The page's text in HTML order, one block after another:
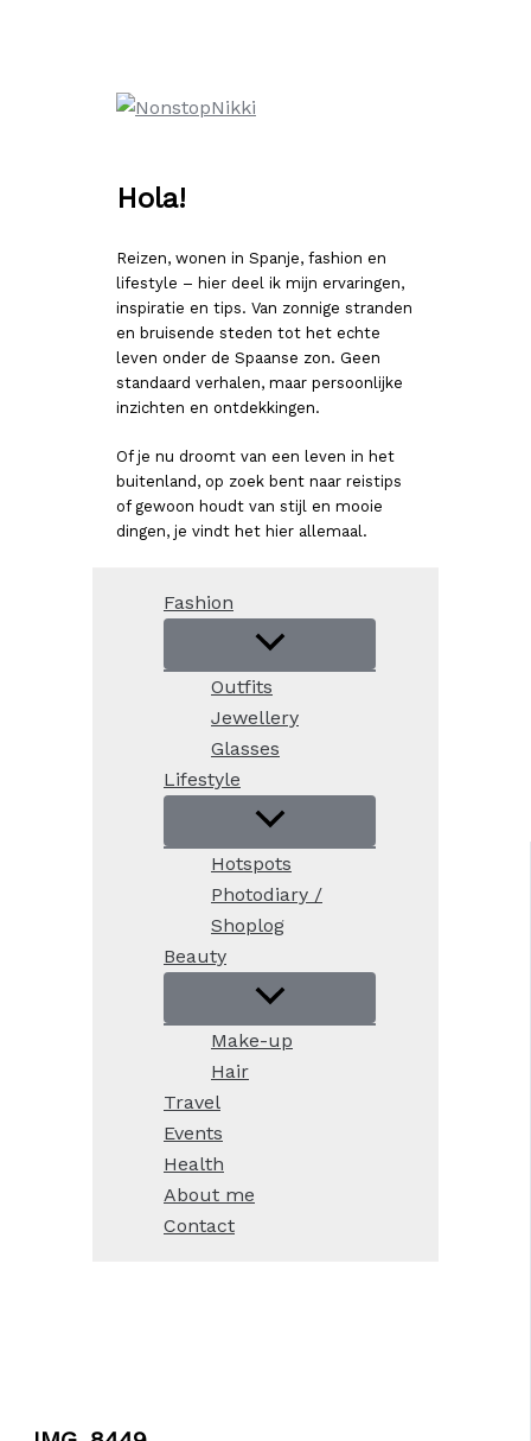
Hola!
Reizen, wonen in Spanje, fashion en
lifestyle – hier deel ik mijn ervaringen,
inspiratie en tips. Van zonnige stranden
en bruisende steden tot het echte
leven onder de Spaanse zon. Geen
standaard verhalen, maar persoonlijke
inzichten en ontdekkingen.
Of je nu droomt van een leven in het
buitenland, op zoek bent naar reistips
of gewoon houdt van stijl en mooie
dingen, je vindt het hier allemaal.
Fashion
Outfits
Jewellery
Glasses
Lifestyle
Hotspots
Photodiary /
Shoplog
Beauty
Make-up
Hair
Travel
Events
Health
About me
Contact